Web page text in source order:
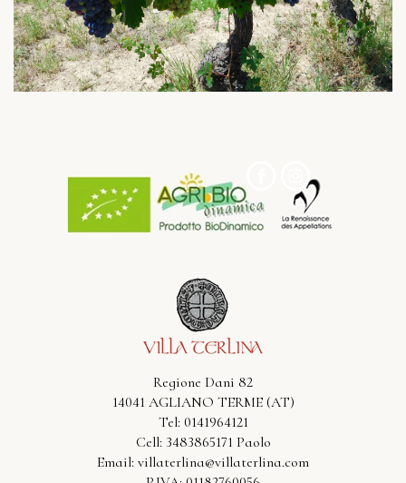
Regione Dani 82
14041 AGLIANO TERME (AT)
Tel: 0141964121
Cell: 3483865171 Paolo
Email: villaterlina@villaterlina.com